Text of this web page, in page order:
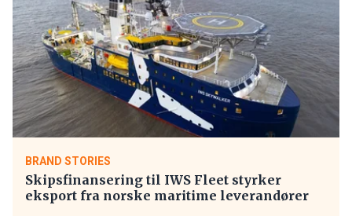
BRAND STORIES
Skipsfinansering til IWS Fleet styrker
eksport fra norske maritime leverandører